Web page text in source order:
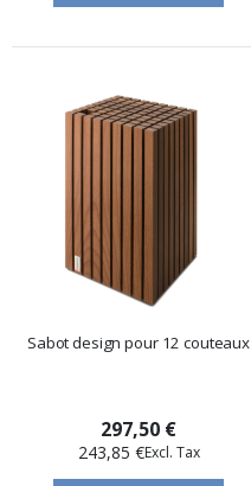
Sabot design pour 12 couteaux
297,50 €
243,85 €